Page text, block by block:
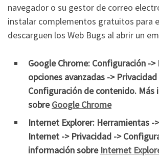
navegador o su gestor de correo
instalar complementos gratuitos para
descarguen los Web Bugs al abrir un
Google Chrome: Configuración -
opciones avanzadas -> Privacidad
Configuración de contenido. Más
sobreGoogle Chrome
Internet Explorer: Herramientas -
Internet -> Privacidad ->
información sobre Internet